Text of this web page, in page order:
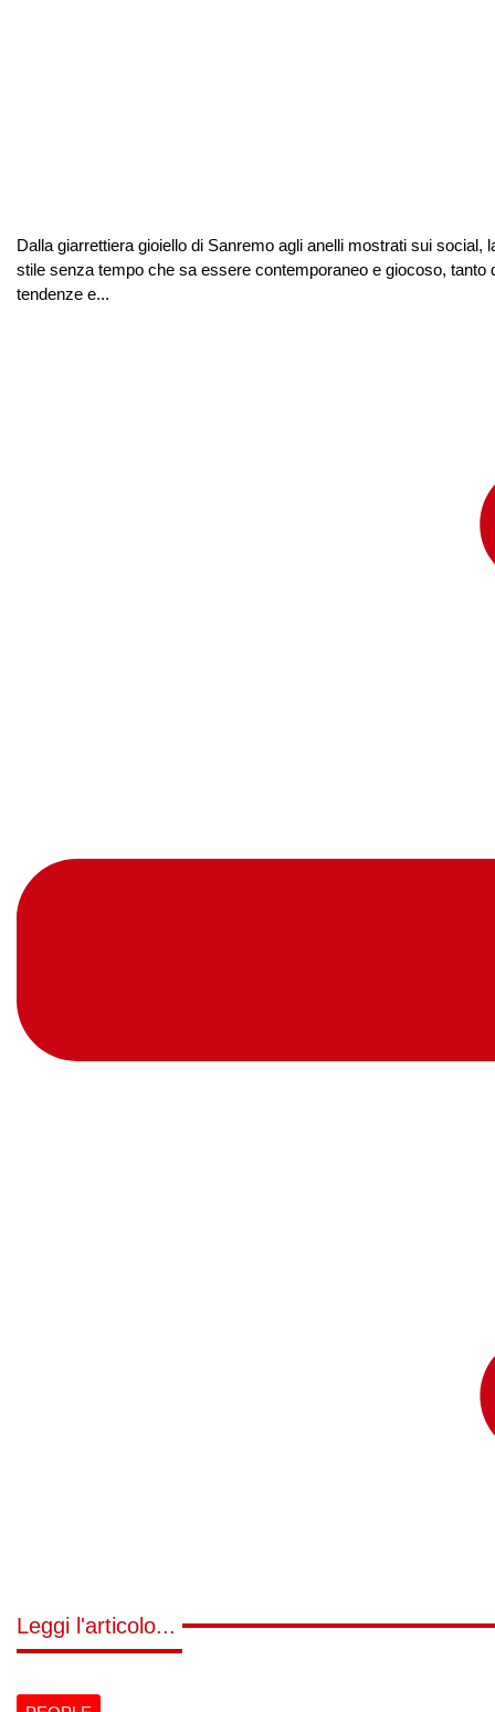
Dalla giarrettiera gioiello di Sanremo agli anelli mostrati sui
stile senza tempo che sa essere contemporaneo e giocoso,
tendenze e...
Leggi l'articolo...